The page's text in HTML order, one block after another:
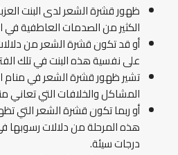
ظهور قشرة الشعر لدى البنت
الكثير من الصدمات العاطفية في
أو قد تكون قشرة الشعر من
على نفسية هذه البنت في تلك
تشير ظهور قشرة الشعر في منام
المشاكل والخلافات التي تعاني
أو ربما تكون قشرة الشعر التي
هذه المرحلة من دلالات رسوبها
درجات سيئة.